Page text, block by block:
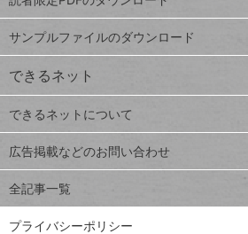
iPhone
VLOOKUP
close
閉じ
る
ペ
ジ
連載
Excel Q&A
トイアンナ流仕
事術
PowerAutomate
ではじめる業務
サンプルファイルのダウンロード
できるネット
できるネットについて
広告掲載などのお問い合わせ
全記事一覧
プライバシーポリシー